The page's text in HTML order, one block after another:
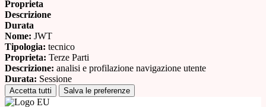
Proprieta
Descrizione
Durata
Nome: JWT
Tipologia: tecnico
Proprieta: Terze Parti
Descrizione: analisi e profilazione navigazione utente
Durata: Sessione
Accetta tutti Salva le preferenze